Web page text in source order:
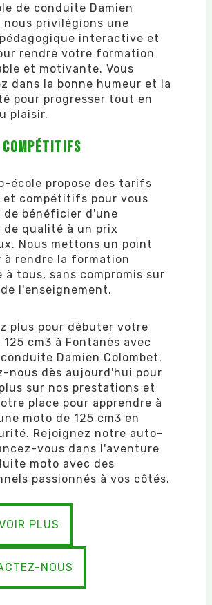
de conduite Damien
nous privilégions une
interactive et
rendre votre formation
et motivante. Vous
dans la bonne humeur et la
pour progresser tout en
plaisir.
école propose des tarifs
compétitifs pour vous
de bénéficier d'une
qualité à un prix
Nous mettons un point
à rendre la formation
à tous, sans compromis sur
l'enseignement.
plus pour débuter votre
cm3 à Fontanès avec
Damien Colombet.
nous dès aujourd'hui pour
sur nos prestations et
place pour apprendre à
moto de 125 cm3 en
Rejoignez notre auto-
vous dans l'aventure
moto avec des
passionnés à vos côtés.
PLUS
NOUS